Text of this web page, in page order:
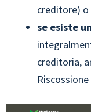
creditore) o
se esiste
creditoria,